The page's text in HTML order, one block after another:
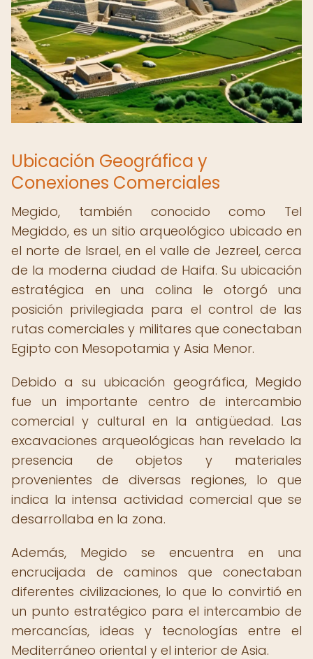
Ubicación Geográfica y
Conexiones Comerciales
Megido, también conocido como Tel
Megiddo, es un sitio arqueológico ubicado en
el norte de Israel, en el valle de Jezreel, cerca
de la moderna ciudad de Haifa. Su ubicación
estratégica en una colina le otorgó una
posición privilegiada para el control de las
rutas comerciales y militares que conectaban
Egipto con Mesopotamia y Asia Menor.
Debido a su ubicación geográfica, Megido
fue un importante centro de intercambio
comercial y cultural en la antigüedad. Las
excavaciones arqueológicas han revelado la
presencia de objetos y materiales
provenientes de diversas regiones, lo que
indica la intensa actividad comercial que se
desarrollaba en la zona.
Además, Megido se encuentra en una
encrucijada de caminos que conectaban
diferentes civilizaciones, lo que lo convirtió en
un punto estratégico para el intercambio de
mercancías, ideas y tecnologías entre el
Mediterráneo oriental y el interior de Asia.